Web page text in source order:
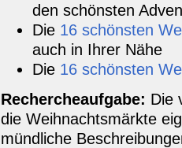
den schönsten
Die 16 schönsten
auch in Ihrer Nähe
Die 16 schönsten
Rechercheaufgabe: Die
die Weihnachtsmärkte
mündliche